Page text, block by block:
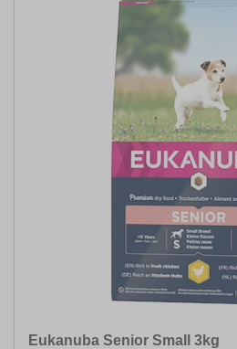
Eukanuba Senior Small 3kg